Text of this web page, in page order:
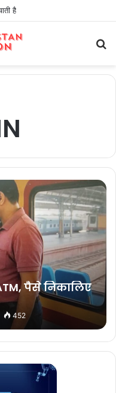
है
पैसे निकालिए
452